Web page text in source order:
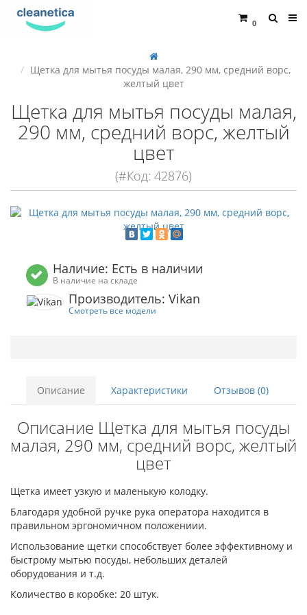
0
Щетка для мытья посуды малая, 290 мм, средний ворс,
желтый цвет
Щетка для мытья посуды малая,
290 мм, средний ворс, желтый
цвет
(#Код: 42876)
Наличие: Есть в наличии
В наличие на складе
Производитель: Vikan
Смотреть все модели
Описание Характеристики Отзывов (0)
Описание Щетка для мытья посуды
малая, 290 мм, средний ворс, желтый
цвет
Щетка имеет узкую и маленькую колодку.
Благодаря удобной ручке рука оператора находится в
правильном эргономичном положениии.
Использование щетки способствует более эффективному и
быстрому мытью посуды, небольших деталей
оборудования и т.д.
Количество в коробке: 20 штук.